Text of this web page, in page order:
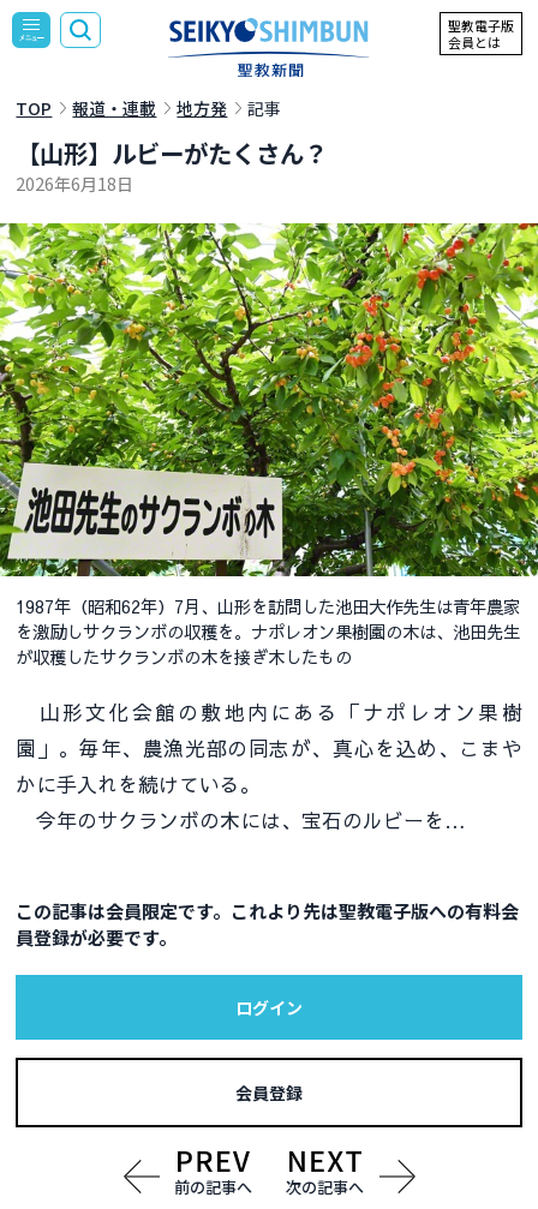
聖教電子版
会員とは
TOP 報道・連載 地方発 記事
【山形】ルビーがたくさん？
2026年6月18日
1987年（昭和62年）7月、山形を訪問した池田大作先生は青年農家
を激励しサクランボの収穫を。ナポレオン果樹園の木は、池田先生
が収穫したサクランボの木を接ぎ木したもの
山形文化会館の敷地内にある「ナポレオン果樹
園」。毎年、農漁光部の同志が、真心を込め、こまや
かに手入れを続けている。
今年のサクランボの木には、宝石のルビーを…
この記事は会員限定です。これより先は聖教電子版への有料会
員登録が必要です。
ログイン
会員登録
前の記事へ 次の記事へ